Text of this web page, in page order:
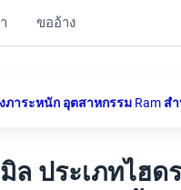
ขออ้าง
าระหนัก อุตสาหกรรม Ram สํ
ล ประเภทไฮด